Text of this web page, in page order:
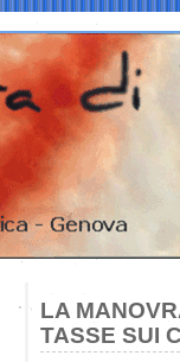
LA
TASSE SUI